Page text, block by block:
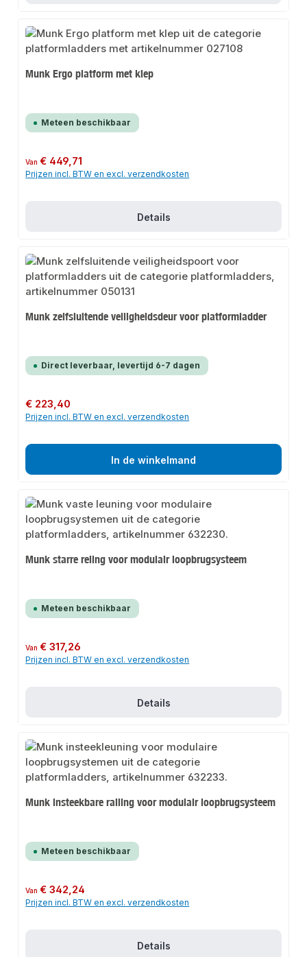
Munk Ergo platform met klep
Meteen beschikbaar
Normale prijs:
Van€ 449,71
Prijzen incl. BTW en excl. verzendkosten
Details
Munk zelfsluitende veiligheidsdeur voor platformladder
Direct leverbaar, levertijd 6-7 dagen
Normale prijs:
€ 223,40
Prijzen incl. BTW en excl. verzendkosten
In de winkelmand
Munk starre reling voor modulair loopbrugsysteem
Meteen beschikbaar
Normale prijs:
Van€ 317,26
Prijzen incl. BTW en excl. verzendkosten
Details
Munk insteekbare railing voor modulair loopbrugsysteem
Meteen beschikbaar
Normale prijs:
Van€ 342,24
Prijzen incl. BTW en excl. verzendkosten
Details